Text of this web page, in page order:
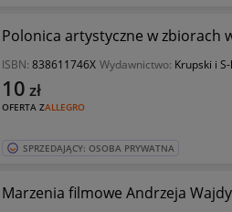
Polonica artystyczne w zbiorach
ISBN: 838611746X Wydawnictwo: Krupski i
OFERTA ZALLEGRO
10 zł
SPRZEDAJĄCY: OSOBA PRYWATNA
Marzenia filmowe Andrzeja Wajdy